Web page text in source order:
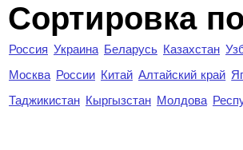
Сортировка
Россия Украина Беларусь Казахстан
Москва России Китай Алтайский край
Таджикистан Кыргызстан Молдова